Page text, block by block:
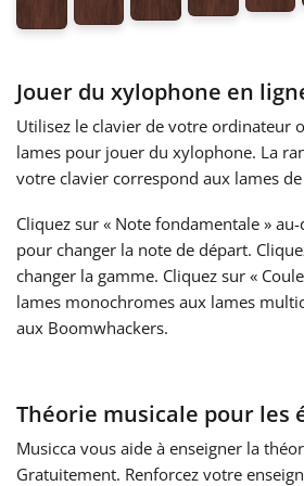
हिन्दी
Italiano
日本語
Português
Jouer du xylophone en
Utilisez le clavier de votre ordinateur
lames pour jouer du xylophone. La
votre clavier correspond aux lames
Cliquez sur « Note fondamentale »
pour changer la note de départ.
changer la gamme. Cliquez sur «
lames monochromes aux lames
aux Boomwhackers.
Théorie musicale pour les
Musicca vous aide à enseigner la
Gratuitement. Renforcez votre